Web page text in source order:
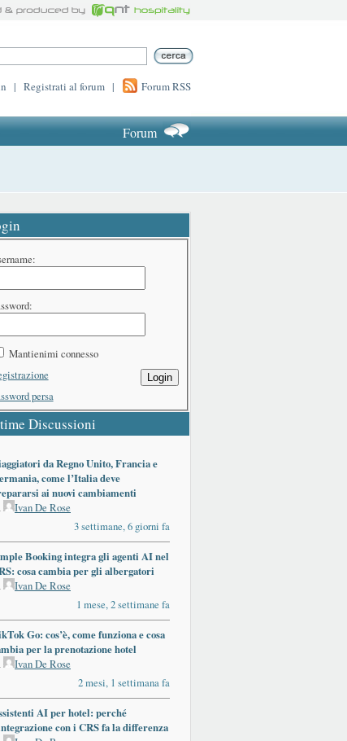
| Registrati al forum | Forum RSS
Forum
Mantienimi connesso
Login
persa
Discussioni
da Regno Unito, Francia e
come l’Italia deve
ai nuovi cambiamenti
Ivan De Rose
3 settimane, 6 giorni fa
Booking integra gli agenti AI nel
cosa cambia per gli albergatori
Ivan De Rose
1 mese, 2 settimane fa
Go: cos’è, come funziona e cosa
per la prenotazione hotel
Ivan De Rose
2 mesi, 1 settimana fa
AI per hotel: perché
con i CRS fa la differenza